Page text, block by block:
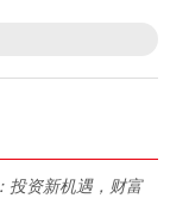
投资新机遇，财富